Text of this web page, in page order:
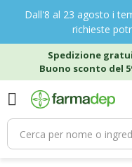
Dall'8 al 23 agosto i
richieste
Spedizione
Buono sconto del